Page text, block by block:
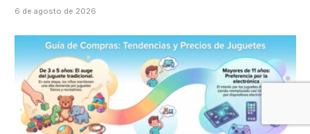
6 de agosto de 2026